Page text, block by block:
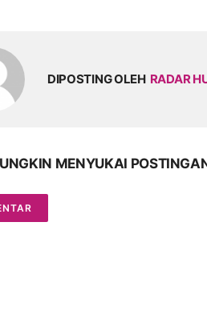
DIPOSTING OLEH RADAR
MENYUKAI